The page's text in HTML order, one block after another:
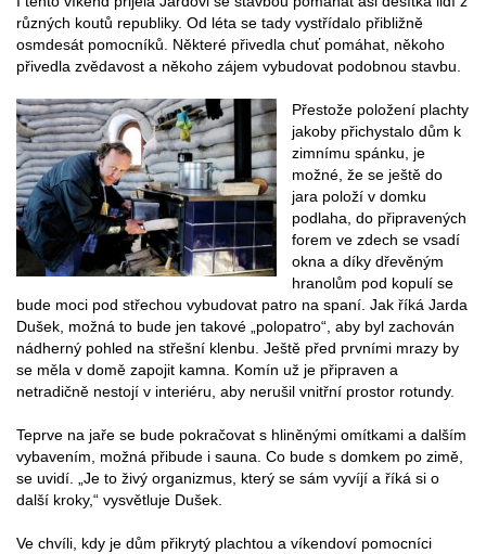
různých koutů republiky. Od léta se tady vystřídalo přibližně
osmdesát pomocníků. Některé přivedla chuť pomáhat, někoho
přivedla zvědavost a někoho zájem vybudovat podobnou stavbu.
Přestože položení plachty
jakoby přichystalo dům k
zimnímu spánku, je
možné, že se ještě do
jara položí v domku
podlaha, do připravených
forem ve zdech se vsadí
okna a díky dřevěným
hranolům pod kopulí se
bude moci pod střechou vybudovat patro na spaní. Jak říká Jarda
Dušek, možná to bude jen takové „polopatro“, aby byl zachován
nádherný pohled na střešní klenbu. Ještě před prvními mrazy by
se měla v domě zapojit kamna. Komín už je připraven a
netradičně nestojí v interiéru, aby nerušil vnitřní prostor rotundy.
Teprve na jaře se bude pokračovat s hliněnými omítkami a dalším
vybavením, možná přibude i sauna. Co bude s domkem po zimě,
se uvidí. „Je to živý organizmus, který se sám vyvíjí a říká si o
další kroky,“ vysvětluje Dušek.
Ve chvíli, kdy je dům přikrytý plachtou a víkendoví pomocníci